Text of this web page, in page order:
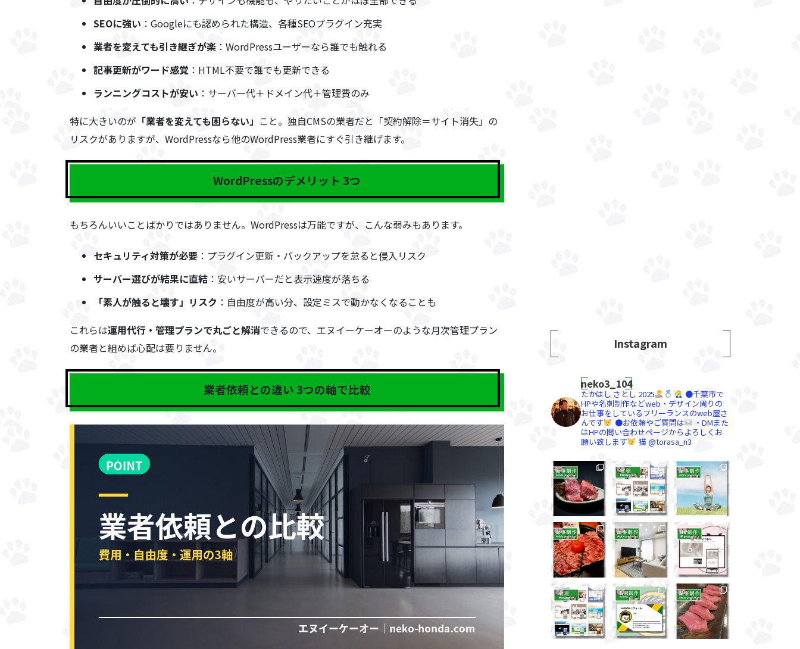
SEOに強い ：Googleにも認められた構造、各種SEOプラグイン充実
業者を変えても引き継ぎが楽 ：WordPressユーザーなら誰でも触れる
記事更新がワード感覚 ：HTML不要で誰でも更新できる
ランニングコストが安い ：サーバー代＋ドメイン代＋管理費のみ
特に大きいのが 「業者を変えても困らない」 こと。独自CMSの業者だと「契約解除＝サイト消失」の
リスクがありますが、WordPressなら他のWordPress業者にすぐ引き継げます。
WordPressのデメリット 3つ
もちろんいいことばかりではありません。WordPressは万能ですが、こんな弱みもあります。
セキュリティ対策が必要 ：プラグイン更新・バックアップを怠ると侵入リスク
サーバー選びが結果に直結 ：安いサーバーだと表示速度が落ちる
「素人が触ると壊す」リスク ：自由度が高い分、設定ミスで動かなくなることも
これらは運用代行・管理プランで丸ごと解消できるので、エヌイーケーオーのような月次管理プラン
の業者と組めば心配は要りません。
業者依頼との違い 3つの軸で比較
Instagram
neko3_104
たかはし さとし 2025
●千葉市で
HPや名刺制作などweb・デザイン周りの
お仕事をしているフリーランスのweb屋さ
んです
●お依頼やご質問は
・DMまた
はHPの問い合わせページからよろしくお
願い致します
猫 @torasa_n3